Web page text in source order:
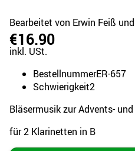
Bearbeitet von Erwin Feiß
€16.90
inkl. USt.
BestellnummerER-657
Schwierigkeit2
Bläsermusik zur Advents-
für 2 Klarinetten in B